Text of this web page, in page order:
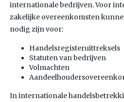
internationale bedrijven. Voor
zakelijke overeenkomsten
nodig zijn voor:
Handelsregisteruittreksels
Statuten van bedrijven
Volmachten
In internationale